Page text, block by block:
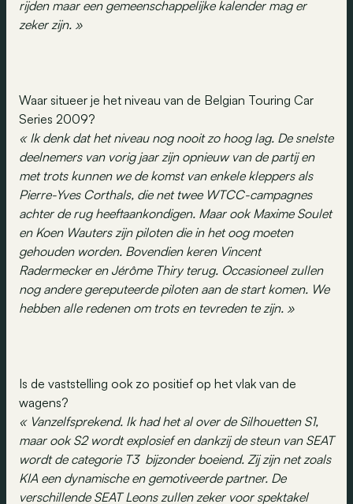
rijden maar een gemeenschappelijke kalender mag er
zeker zijn. »
Waar situeer je het niveau van de Belgian Touring Car
Series 2009?
« Ik denk dat het niveau nog nooit zo hoog lag. De snelste
deelnemers van vorig jaar zijn opnieuw van de partij en
met trots kunnen we de komst van enkele kleppers als
Pierre-Yves Corthals, die net twee WTCC-campagnes
achter de rug heeftaankondigen. Maar ook Maxime Soulet
en Koen Wauters zijn piloten die in het oog moeten
gehouden worden. Bovendien keren Vincent
Radermecker en Jérôme Thiry terug. Occasioneel zullen
nog andere gereputeerde piloten aan de start komen. We
hebben alle redenen om trots en tevreden te zijn. »
Is de vaststelling ook zo positief op het vlak van de
wagens?
« Vanzelfsprekend. Ik had het al over de Silhouetten S1,
maar ook S2 wordt explosief en dankzij de steun van SEAT
wordt de categorie T3 bijzonder boeiend. Zij zijn net zoals
KIA een dynamische en gemotiveerde partner. De
verschillende SEAT Leons zullen zeker voor spektakel